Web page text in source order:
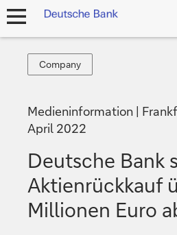
Navigation
Company
Company
Medieninformation
April 2022
Deutsche Bank
Aktienrückkauf
Millionen Euro